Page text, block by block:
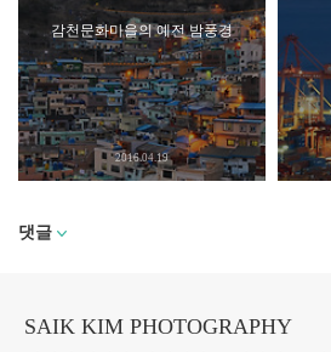
감천문화마을의 예전 밤풍경
2016.04.19
댓글
SAIK KIM PHOTOGRAPHY